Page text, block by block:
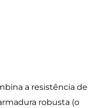
a resistência de
robusta (o